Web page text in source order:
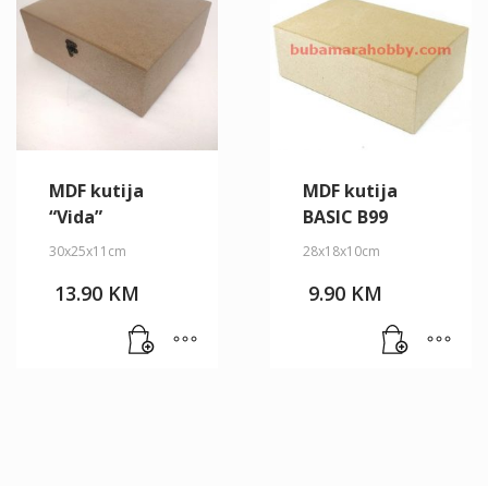
MDF kutija
“Vida”
30x25x11cm
13.90 KM
MDF kutija
BASIC B99
28x18x10cm
9.90 KM